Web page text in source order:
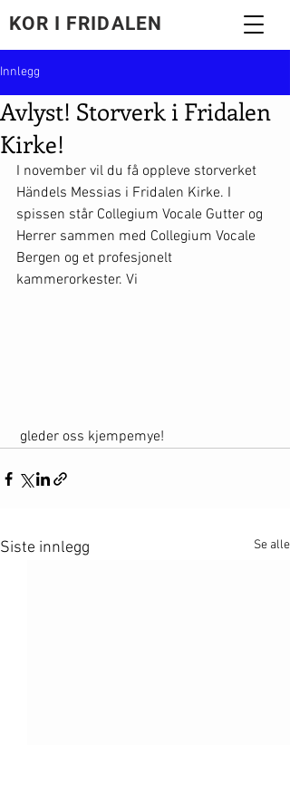
KOR I FRIDALEN
Innlegg
Avlyst! Storverk i Fridalen
Kirke!
I november vil du få oppleve storverket
Händels Messias i Fridalen Kirke. I
spissen står Collegium Vocale Gutter og
Herrer sammen med Collegium Vocale
Bergen og et profesjonelt
kammerorkester. Vi
gleder oss kjempemye!
Siste innlegg Se alle